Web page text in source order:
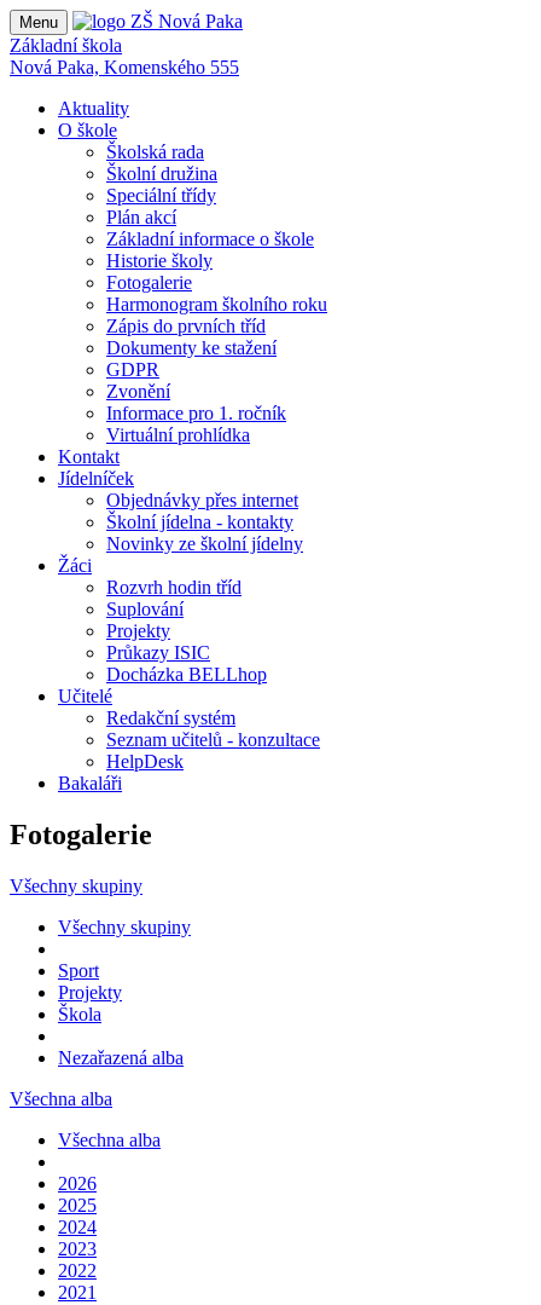
Menu
Základní škola
Nová Paka, Komenského 555
Aktuality
O škole
Školská rada
Školní družina
Speciální třídy
Plán akcí
Základní informace o škole
Historie školy
Fotogalerie
Harmonogram školního roku
Zápis do prvních tříd
Dokumenty ke stažení
GDPR
Zvonění
Informace pro 1. ročník
Virtuální prohlídka
Kontakt
Jídelníček
Objednávky přes internet
Školní jídelna - kontakty
Novinky ze školní jídelny
Žáci
Rozvrh hodin tříd
Suplování
Projekty
Průkazy ISIC
Docházka BELLhop
Učitelé
Redakční systém
Seznam učitelů - konzultace
HelpDesk
Bakaláři
Fotogalerie
Všechny skupiny
Všechny skupiny
Sport
Projekty
Škola
Nezařazená alba
Všechna alba
Všechna alba
2026
2025
2024
2023
2022
2021